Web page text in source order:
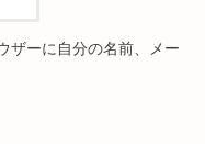
ザーに自分の名前、メー